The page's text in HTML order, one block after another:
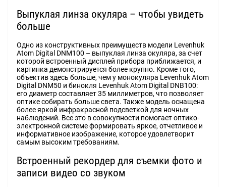
Выпуклая линза окуляра – чтобы увидеть
больше
Одно из конструктивных преимуществ модели Levenhuk
Atom Digital DNM100 – выпуклая линза окуляра, за счет
которой встроенный дисплей прибора приближается, и
картинка демонстрируется более крупно. Кроме того,
объектив здесь больше, чем у монокуляра Levenhuk Atom
Digital DNM50 и бинокля Levenhuk Atom Digital DNB100:
его диаметр составляет 35 миллиметров, что позволяет
оптике собирать больше света. Также модель оснащена
более яркой инфракрасной подсветкой для ночных
наблюдений. Все это в совокупности помогает оптико-
электронной системе формировать яркое, отчетливое и
информативное изображение, которое удовлетворит
самым высоким требованиям.
Встроенный рекордер для съемки фото и
записи видео со звуком